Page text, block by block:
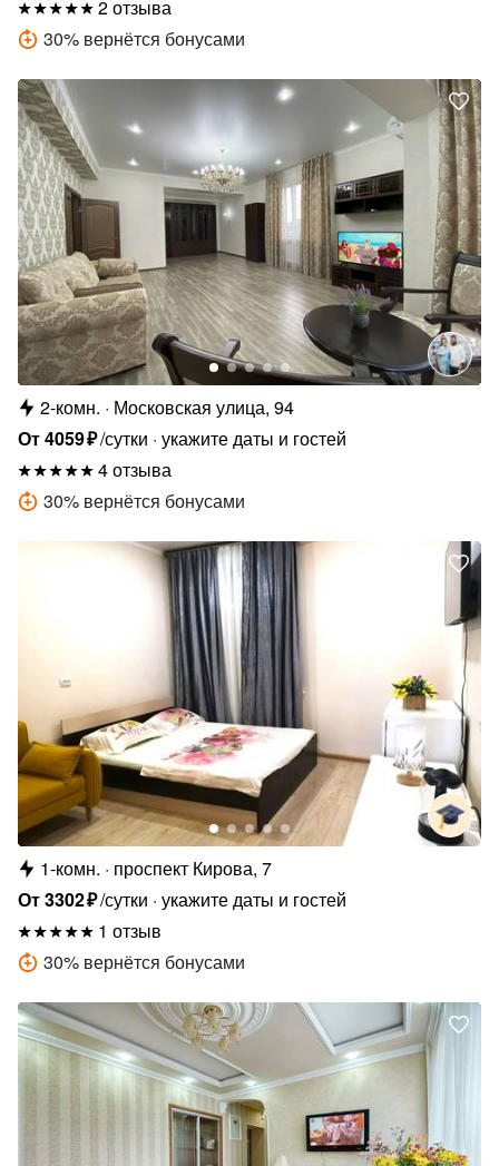
2 отзыва
30% вернётся бонусами
2-комн.
Московская улица, 94
От4059₽/сутки укажите даты и гостей
4 отзыва
30% вернётся бонусами
1-комн.
проспект Кирова, 7
От3302₽/сутки укажите даты и гостей
1 отзыв
30% вернётся бонусами